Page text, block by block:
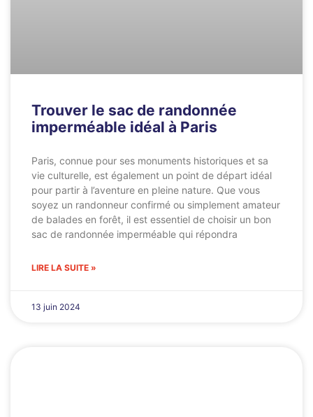
Trouver le sac de randonnée
imperméable idéal à Paris
Paris, connue pour ses monuments historiques et sa
vie culturelle, est également un point de départ idéal
pour partir à l’aventure en pleine nature. Que vous
soyez un randonneur confirmé ou simplement amateur
de balades en forêt, il est essentiel de choisir un bon
sac de randonnée imperméable qui répondra
LIRE LA SUITE »
13 juin 2024